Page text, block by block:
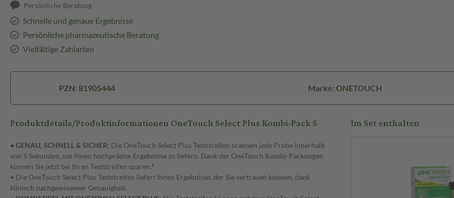
Persönliche Beratung
Schnelle und genaue Ergebnisse
Persönliche pharmazeutische Beratung
Vielfältige Zahlarten
PZN: 81905444 Marke: ONETOUCH
Produktdetails/Produktinformationen OneTouch Select Plus Kombi-Pack S
• GENAU, SCHNELL & SICHER: Die OneTouch Select Plus Teststreifen scannen jede Probe innerhalb
von 5 Sekunden, um Ihnen hochpräzise Ergebnisse zu liefern. Dank der OneTouch Kombi-Packungen
können Sie jetzt bei Ihren Teststreifen sparen.*
• Die OneTouch Select Plus Teststreifen liefert Ihnen Ergebnisse, der Sie vertrauen können, dank
klinisch nachgewiesener Genauigkeit.
Im Set enthalten